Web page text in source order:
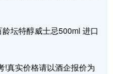
坛特醇威士忌500ml 进口
!真实价格请以酒企报价为